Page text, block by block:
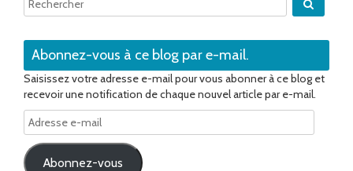
Abonnez-vous à ce blog par e-mail.
Saisissez votre adresse e-mail pour vous abonner à ce blog et
recevoir une notification de chaque nouvel article par e-mail.
Adresse
e-
mail
Abonnez-vous